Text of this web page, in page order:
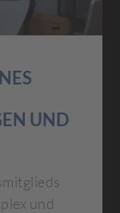
UND
und